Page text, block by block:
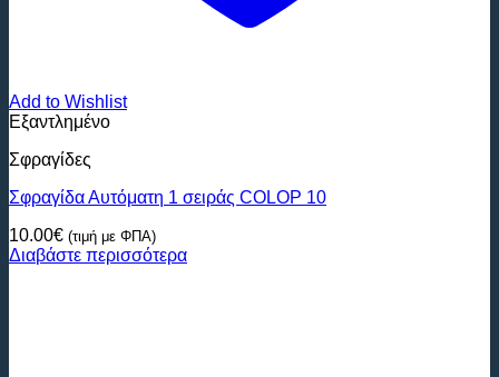
Add to Wishlist
Εξαντλημένο
Σφραγίδες
Σφραγίδα Αυτόματη 1 σειράς COLOP 10
10.00€ (τιμή με ΦΠΑ)
Διαβάστε περισσότερα